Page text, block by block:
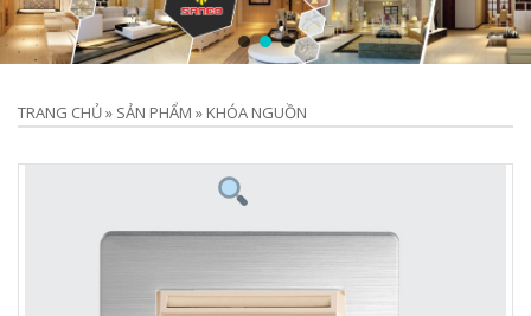
TRANG CHỦ» SẢN PHẨM » KHÓA NGUỒN